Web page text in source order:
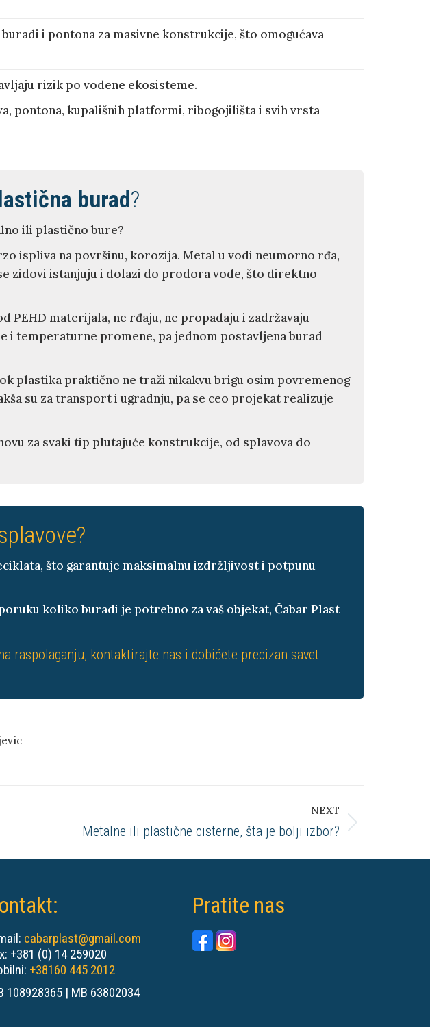
i pontona za masivne konstrukcije, što omogućava
rizik po vodene ekosisteme.
pontona, kupališnih platformi, ribogojilišta i svih vrsta
burad?
ili plastično bure?
ispliva na površinu, korozija. Metal u vodi neumorno rđa,
zidovi istanjuju i dolazi do prodora vode, što direktno
PEHD materijala, ne rđaju, ne propadaju i zadržavaju
i temperaturne promene, pa jednom postavljena burad
plastika praktično ne traži nikakvu brigu osim povremenog
su za transport i ugradnju, pa se ceo projekat realizuje
za svaki tip plutajuće konstrukcije, od splavova do
što garantuje maksimalnu izdržljivost i potpunu
koliko buradi je potrebno za vaš objekat, Čabar Plast
raspolaganju, kontaktirajte nas i dobićete precizan savet
NEXT
Metalne ili plastične cisterne, šta je bolji izbor?
cabarplast@gmail.com
+381 (0) 14 259020
+38160 445 2012
108928365 | MB 63802034
Pratite nas